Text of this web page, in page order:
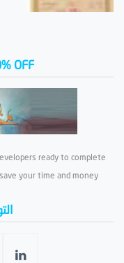
OFF
ready to complete
your time and money.